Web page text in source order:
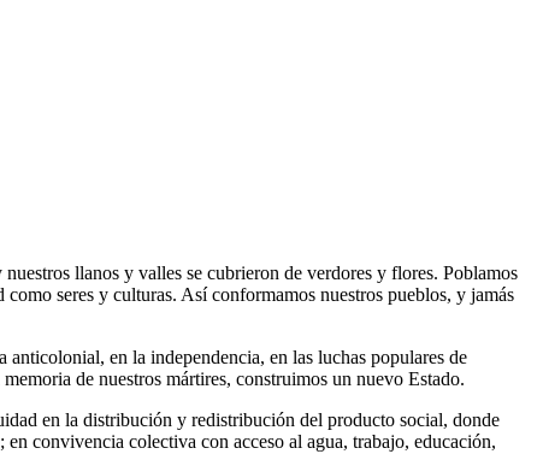
llanos y valles se cubrieron de verdores y flores. Poblamos
seres y culturas. Así conformamos nuestros pueblos, y jamás
en la independencia, en las luchas populares de
de nuestros mártires, construimos un nuevo Estado.
en la distribución y redistribución del producto social, donde
convivencia colectiva con acceso al agua, trabajo, educación,